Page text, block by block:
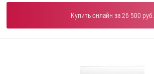
Купить онлайн за 26 500 руб.